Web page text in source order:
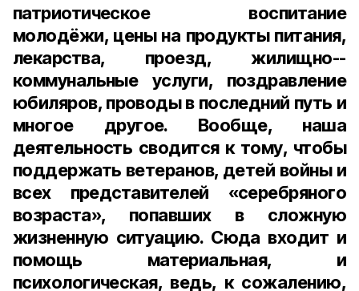
патриотическое воспитание
молодёжи, цены на продукты питания,
лекарства, проезд, жилищно-­
коммунальные услуги, поздравление
юбиляров, проводы в последний путь и
многое другое. Вообще, наша
деятельность сводится к тому, чтобы
поддержать ветеранов, детей вой­ны и
всех представителей «серебряного
возраста», попавших в сложную
жизненную ситуацию. Сюда входит и
помощь материальная, и
психологическая, ведь, к сожалению,